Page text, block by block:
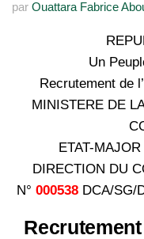
par Ouattara Fabrice
Un
Recrutement de
MINISTERE DE
ETAT-
DIRECTION DU
N° 000538 DCA/SG/